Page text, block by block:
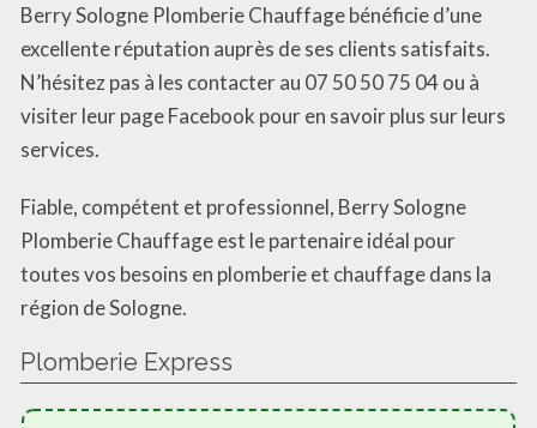
Berry Sologne Plomberie Chauffage bénéficie d’une
excellente réputation auprès de ses clients satisfaits.
N’hésitez pas à les contacter au 07 50 50 75 04 ou à
visiter leur page Facebook pour en savoir plus sur leurs
services.
Fiable, compétent et professionnel, Berry Sologne
Plomberie Chauffage est le partenaire idéal pour
toutes vos besoins en plomberie et chauffage dans la
région de Sologne.
Plomberie Express